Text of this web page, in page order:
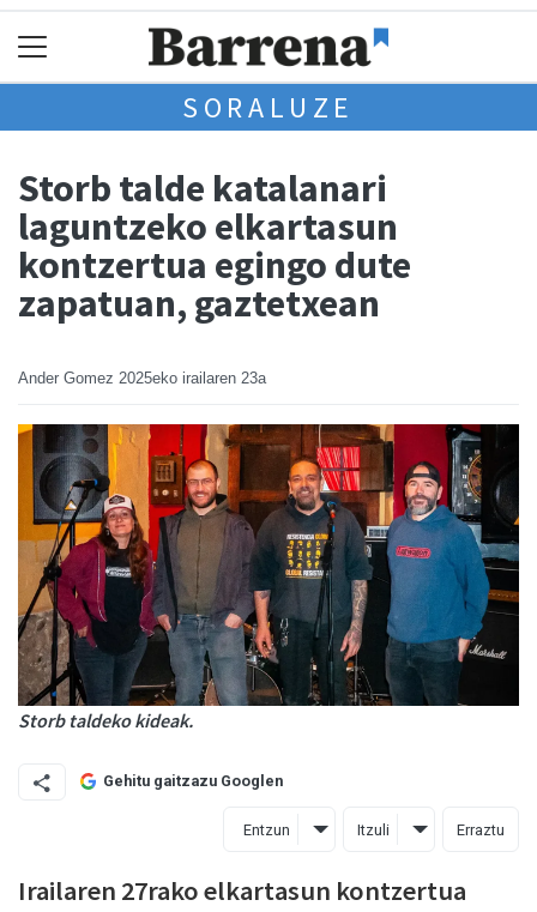
SORALUZE
Storb talde katalanari
laguntzeko elkartasun
kontzertua egingo dute
zapatuan, gaztetxean
Ander Gomez 2025eko irailaren 23a
Storb taldeko kideak.
Gehitu gaitzazu Googlen
Entzun Itzuli Erraztu
Irailaren 27rako elkartasun kontzertua